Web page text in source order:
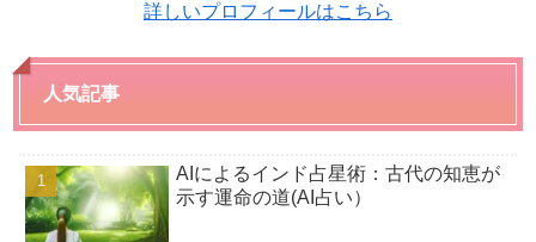
詳しいプロフィールはこちら
人気記事
AIによるインド占星術：古代の知恵が
示す運命の道(AI占い）